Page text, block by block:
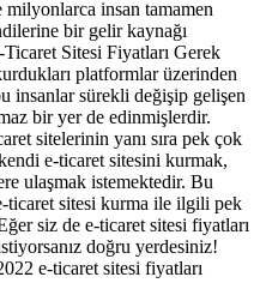
milyonlarca insan tamamen
bir gelir kaynağı
Ticaret Sitesi Fiyatları Gerek
platformlar üzerinden
insanlar sürekli değişip gelişen
bir yer de edinmişlerdir.
sitelerinin yanı sıra pek çok
e-ticaret sitesini kurmak,
ulaşmak istemektedir. Bu
ticaret sitesi kurma ile ilgili pek
siz de e-ticaret sitesi fiyatları
doğru yerdesiniz!
e-ticaret sitesi fiyatları